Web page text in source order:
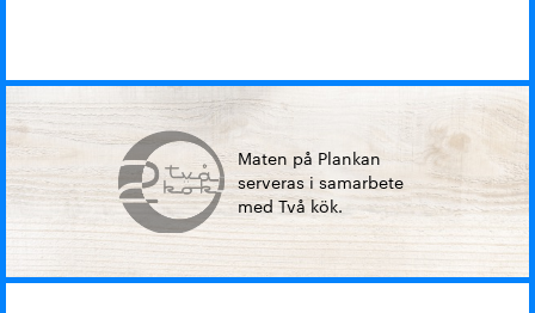
Maten på Plankan
serveras i samarbete
med Två kök.